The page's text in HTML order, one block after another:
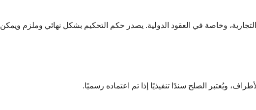
التجارية، وخاصة في العقود الدولية. يصدر حكم التحكيم بشكل نهائي وملزم ويمكن
ويُعتبر الصلح سندًا تنفيذيًا إذا تم اعتماده رسميًا.